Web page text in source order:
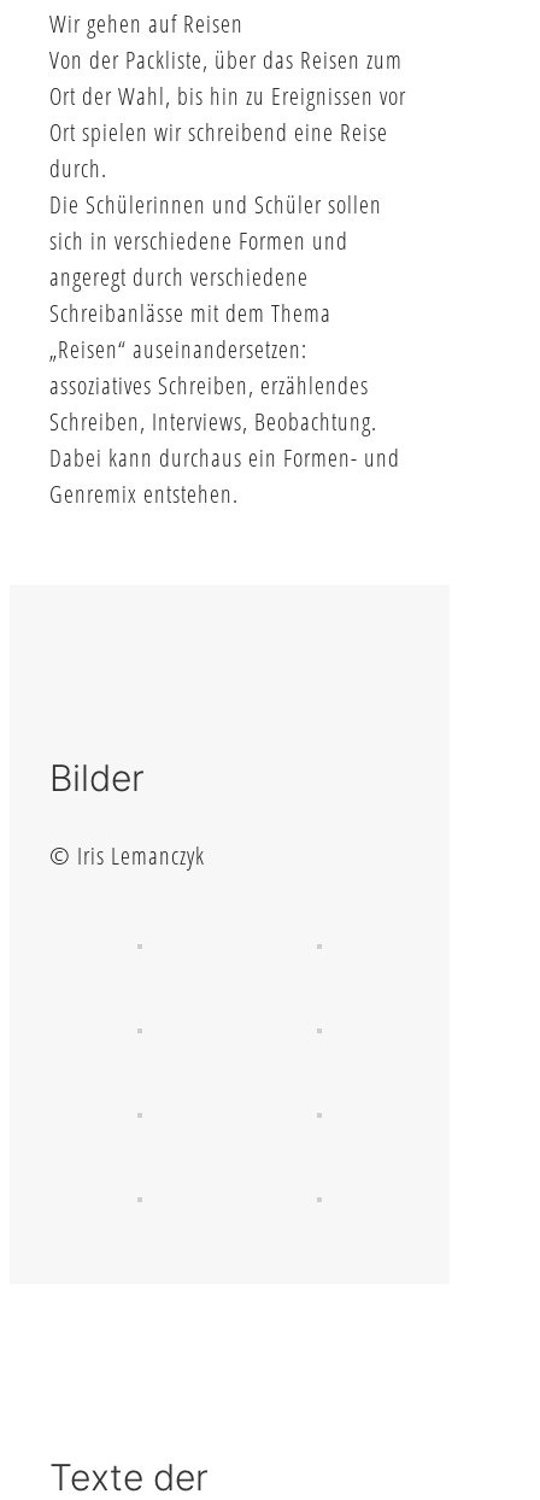
Wir gehen auf Reisen
Von der Packliste, über das Reisen zum
Ort der Wahl, bis hin zu Ereignissen vor
Ort spielen wir schreibend eine Reise
durch.
Die Schülerinnen und Schüler sollen
sich in verschiedene Formen und
angeregt durch verschiedene
Schreibanlässe mit dem Thema
„Reisen“ auseinandersetzen:
assoziatives Schreiben, erzählendes
Schreiben, Interviews, Beobachtung.
Dabei kann durchaus ein Formen- und
Genremix entstehen.
Bilder
© Iris Lemanczyk
Texte der